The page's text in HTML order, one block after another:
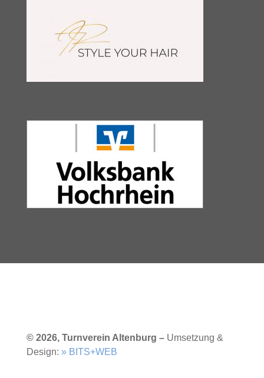
© 2026, Turnverein Altenburg – Umsetzung &
Design: » BITS+WEB